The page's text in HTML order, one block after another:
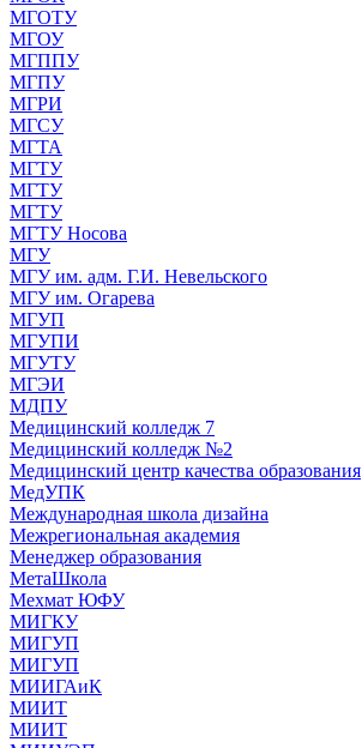
МГОТУ
МГОУ
МГППУ
МГПУ
МГРИ
МГСУ
МГТА
МГТУ
МГТУ
МГТУ
МГТУ Носова
МГУ
МГУ им. адм. Г.И. Невельского
МГУ им. Огарева
МГУП
МГУПИ
МГУТУ
МГЭИ
МДПУ
Медицинский колледж 7
Медицинский колледж №2
Медицинский центр качества образования
МедУПК
Международная школа дизайна
Межрегиональная академия
Менеджер образования
МетаШкола
Мехмат ЮФУ
МИГКУ
МИГУП
МИГУП
МИИГАиК
МИИТ
МИИТ